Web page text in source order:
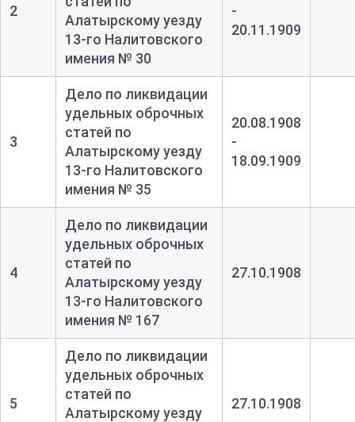
2
Алатырскому уезду
13-го Налитовского
имения № 30
-
20.11.1909
3
Дело по ликвидации
удельных оброчных
статей по
Алатырскому уезду
13-го Налитовского
имения № 35
20.08.1908
-
18.09.1909
4
Дело по ликвидации
удельных оброчных
статей по
Алатырскому уезду
13-го Налитовского
имения № 167
27.10.1908
5
Дело по ликвидации
удельных оброчных
статей по
Алатырскому уезду
27.10.1908